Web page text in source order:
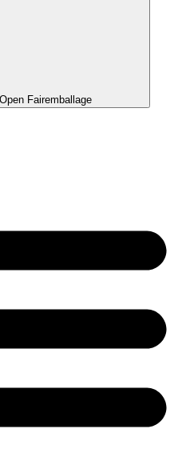
Open Fairemballage